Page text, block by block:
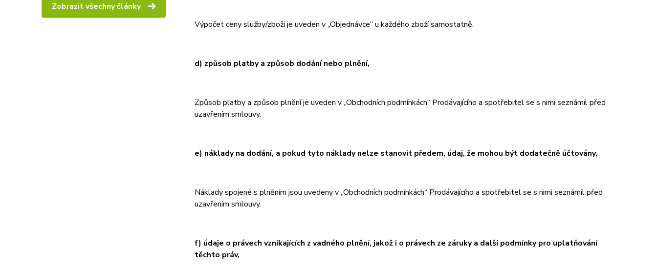
Zobrazit všechny články
Výpočet ceny služby/zboží je uveden v „Objednávce“ u každého zboží samostatně.
d) způsob platby a způsob dodání nebo plnění,
Způsob platby a způsob plnění je uveden v „Obchodních podmínkách“ Prodávajícího a spotřebitel se s nimi seznámil před
uzavřením smlouvy.
e) náklady na dodání, a pokud tyto náklady nelze stanovit předem, údaj, že mohou být dodatečně účtovány,
Náklady spojené s plněním jsou uvedeny v „Obchodních podmínkách“ Prodávajícího a spotřebitel se s nimi seznámil před
uzavřením smlouvy.
f) údaje o právech vznikajících z vadného plnění, jakož i o právech ze záruky a další podmínky pro uplatňování
těchto práv,